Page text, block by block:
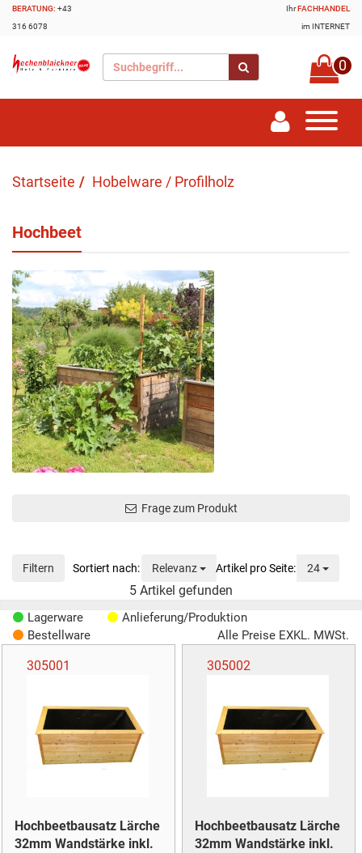
BERATUNG: +43
316 6078
IhrFACHHANDEL
im INTERNET
0
Startseite Hobelware / Profilholz
Hochbeet
Frage zum Produkt
Filtern Relevanz Sortierung 24
5 Artikel gefunden
Lagerware
Anlieferung/Produktion
Bestellware
Alle Preise EXKL. MWSt.
305001
Hochbeetbausatz Lärche
32mm Wandstärke inkl.
305002
Hochbeetbausatz Lärche
32mm Wandstärke inkl.